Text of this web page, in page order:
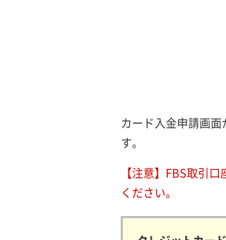
カード入金申請画
す。
【注意】FBS取引
ください。